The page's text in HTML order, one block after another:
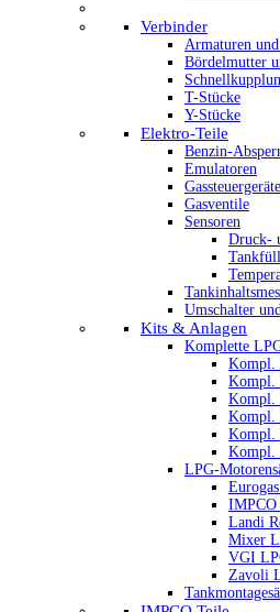
Verbinder
Armaturen
Bördelmutter
T-Stücke
Y-Stücke
Elektro-Teile
Benzin-
Emulatoren
Gassteuergeräte
Gasventile
Sensoren
Druck-
Umschalter
Kits & Anlagen
Komplette
Kompl.
Kompl.
Kompl.
Kompl.
Kompl.
Kompl.
LPG-
IMPCO
Landi
Mixer
VGI
Zavoli